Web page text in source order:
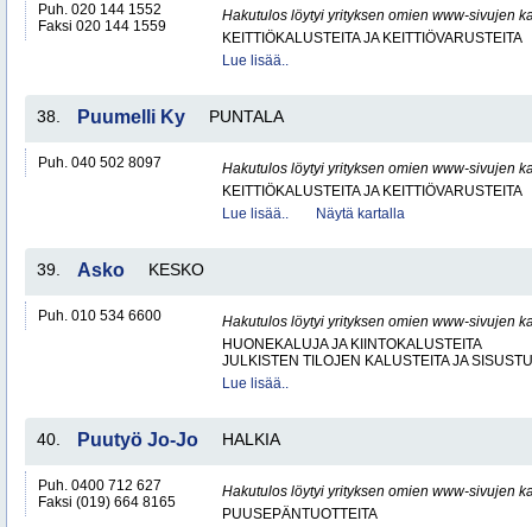
Puh. 020 144 1552
Faksi 020 144 1559
Hakutulos löytyi yrityksen omien www-sivujen
KEITTIÖKALUSTEITA JA KEITTIÖVARUSTEITA
Lue lisää..
38. Puumelli Ky PUNTALA
Puh. 040 502 8097
Hakutulos löytyi yrityksen omien www-sivujen
KEITTIÖKALUSTEITA JA KEITTIÖVARUSTEITA
Lue lisää..
Näytä kartalla
39. Asko KESKO
Puh. 010 534 6600
Hakutulos löytyi yrityksen omien www-sivujen
HUONEKALUJA JA KIINTOKALUSTEITA
JULKISTEN TILOJEN KALUSTEITA JA
Lue lisää..
40. Puutyö Jo-Jo HALKIA
Puh. 0400 712 627
Faksi (019) 664 8165
Hakutulos löytyi yrityksen omien www-sivujen
PUUSEPÄNTUOTTEITA